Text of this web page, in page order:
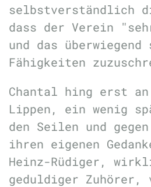
selbstverständlich
dass der Verein
und das überwiegend
Fähigkeiten
Chantal hing erst
Lippen, ein wenig
den Seilen und
ihren eigenen
Heinz-Rüdiger,
geduldiger Zuhörer,